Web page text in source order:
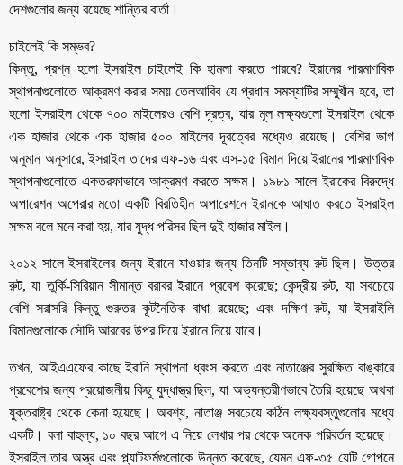
দেশগুলোর জন্য রয়েছে শান্তির বার্তা।
চাইলেই কি সম্ভব?
কিন্তু, প্রশ্ন হলো ইসরাইল চাইলেই কি হামলা করতে পারবে? ইরানের পারমাণবিক
স্থাপনাগুলোতে আক্রমণ করার সময় তেলআবিব যে প্রধান সমস্যাটির সম্মুখীন হবে, তা
হলো ইসরাইল থেকে ৭০০ মাইলেরও বেশি দূরত্ব, যার মূল লক্ষ্যগুলো ইসরাইল থেকে
এক হাজার থেকে এক হাজার ৫০০ মাইলের দূরত্বের মধ্যেও রয়েছে। বেশির ভাগ
অনুমান অনুসারে, ইসরাইল তাদের এফ-১৬ এবং এস-১৫ বিমান দিয়ে ইরানের পারমাণবিক
স্থাপনাগুলোতে একতরফাভাবে আক্রমণ করতে সক্ষম। ১৯৮১ সালে ইরাকের বিরুদ্ধে
অপারেশন অপেরার মতো একটি বিরতিহীন অপারেশনে ইরানকে আঘাত করতে ইসরাইল
সক্ষম বলে মনে করা হয়, যার যুদ্ধ পরিসর ছিল দুই হাজার মাইল।
২০১২ সালে ইসরাইলের জন্য ইরানে যাওয়ার জন্য তিনটি সম্ভাব্য রুট ছিল। উত্তর
রুট, যা তুর্কি-সিরিয়ান সীমান্ত বরাবর ইরানে প্রবেশ করেছে; কেন্দ্রীয় রুট, যা সবচেয়ে
বেশি সরাসরি কিন্তু গুরুতর কূটনৈতিক বাধা রয়েছে; এবং দক্ষিণ রুট, যা ইসরাইলি
বিমানগুলোকে সৌদি আরবের উপর দিয়ে ইরানে নিয়ে যাবে।
তখন, আইএএফের কাছে ইরানি স্থাপনা ধ্বংস করতে এবং নাতাঞ্জের সুরক্ষিত বাঙ্কারে
প্রবেশের জন্য প্রয়োজনীয় কিছু যুদ্ধাস্ত্র ছিল, যা অভ্যন্তরীণভাবে তৈরি হয়েছে অথবা
যুক্তরাষ্ট্র থেকে কেনা হয়েছে। অবশ্য, নাতাঞ্জ সবচেয়ে কঠিন লক্ষ্যবস্তুগুলোর মধ্যে
একটি। বলা বাহুল্য, ১০ বছর আগে এ নিয়ে লেখার পর থেকে অনেক পরিবর্তন হয়েছে।
ইসরাইল তার অস্ত্র এবং প্ল্যাটফর্মগুলোকে উন্নত করেছে, যেমন এফ-৩৫ যেটি গোপনে